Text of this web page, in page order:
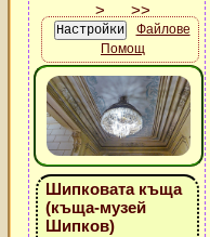
Файлове
Помощ
Шипковата къща
(къща-музей
Шипков)